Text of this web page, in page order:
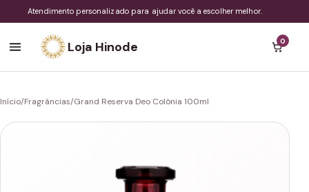
Atendimento personalizado para ajudar você a escolher melhor.
Loja Hinode 0
Início/Fragrâncias/Grand Reserva Deo Colônia 100ml